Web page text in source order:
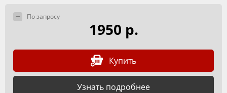
По запросу
1950 р.
Купить
Узнать подробнее